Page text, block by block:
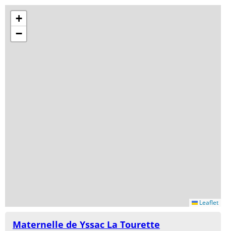
+
−
Leaflet
Maternelle de Yssac La Tourette